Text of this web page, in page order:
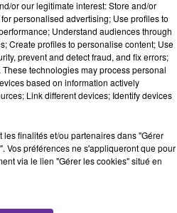
le
une enquête
Joanne Liu, pour
ses regrets au
Liu a déclaré
Pour activer ce
"n'a pas
ajouté qu'il était
Riyad-
en...
Israël:
un
or our legitimate interest: Store and/or
personalised advertising; Use profiles to
Understand audiences through
Create profiles to personalise content; Use
prevent and detect fraud, and fix errors;
technologies may process personal
based on information actively
Link different devices; Identify devices
finalités et/ou partenaires dans "Gérer
Vos préférences ne s'appliqueront que pour
via le lien "Gérer les cookies" situé en